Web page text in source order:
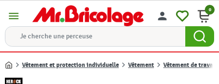
menu person 0
Accueil
Vêtement et protection individuelle Vêtement Vêtement de travail